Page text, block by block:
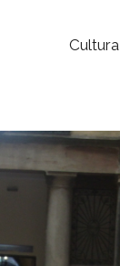
Cultura